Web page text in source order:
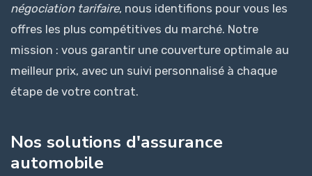
négociation tarifaire, nous identifions pour vous les
offres les plus compétitives du marché. Notre
mission : vous garantir une couverture optimale au
meilleur prix, avec un suivi personnalisé à chaque
étape de votre contrat.
Nos solutions d'assurance
automobile